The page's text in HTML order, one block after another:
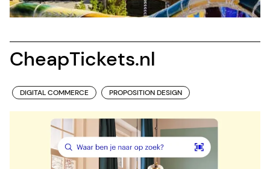
CheapTickets.nl
DIGITAL COMMERCE PROPOSITION DESIGN